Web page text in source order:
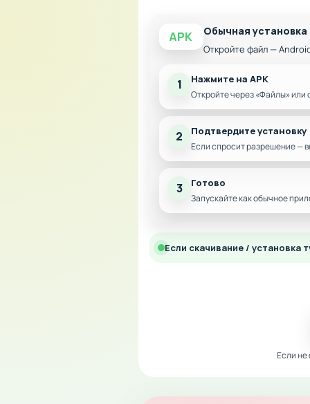
APK Обычная установка
Откройте файл —
1 Нажмите на APK
Откройте через «Файлы» или
2 Подтвердите установку
Если спросит разрешение —
3 Готово
Запускайте как обычное
Если скачивание / установка
Если не